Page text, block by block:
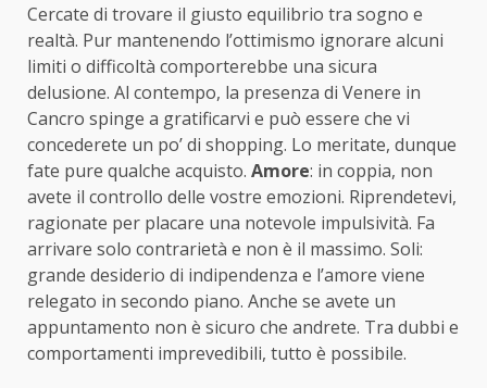
Cercate di trovare il giusto equilibrio tra sogno e
realtà. Pur mantenendo l’ottimismo ignorare alcuni
limiti o difficoltà comporterebbe una sicura
delusione. Al contempo, la presenza di Venere in
Cancro spinge a gratificarvi e può essere che vi
concederete un po’ di shopping. Lo meritate, dunque
fate pure qualche acquisto. Amore: in coppia, non
avete il controllo delle vostre emozioni. Riprendetevi,
ragionate per placare una notevole impulsività. Fa
arrivare solo contrarietà e non è il massimo. Soli:
grande desiderio di indipendenza e l’amore viene
relegato in secondo piano. Anche se avete un
appuntamento non è sicuro che andrete. Tra dubbi e
comportamenti imprevedibili, tutto è possibile.